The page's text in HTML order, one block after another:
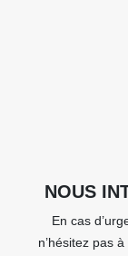
NOUS
En cas
n’hésitez pas